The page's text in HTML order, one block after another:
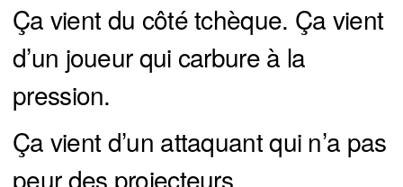
Ça vient du côté tchèque. Ça vient
d’un joueur qui carbure à la
pression.
Ça vient d’un attaquant qui n’a pas
peur des projecteurs.